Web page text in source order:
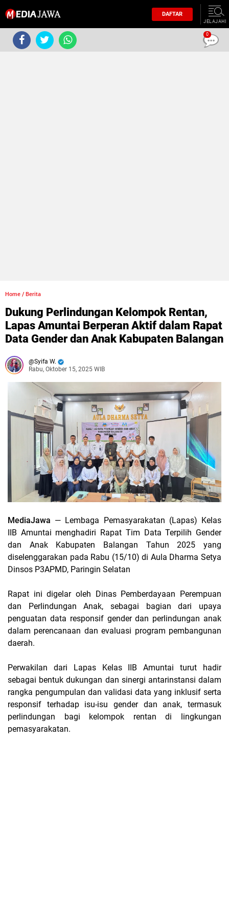
DAFTAR
JELAJAHI
Home / Berita
Dukung Perlindungan Kelompok Rentan,
Lapas Amuntai Berperan Aktif dalam Rapat
Data Gender dan Anak Kabupaten Balangan
Syifa W.
Rabu, Oktober 15, 2025 WIB
MediaJawa — Lembaga Pemasyarakatan (Lapas) Kelas
IIB Amuntai menghadiri Rapat Tim Data Terpilih Gender
dan Anak Kabupaten Balangan Tahun 2025 yang
diselenggarakan pada Rabu (15/10) di Aula Dharma Setya
Dinsos P3APMD, Paringin Selatan
Rapat ini digelar oleh Dinas Pemberdayaan Perempuan
dan Perlindungan Anak, sebagai bagian dari upaya
penguatan data responsif gender dan perlindungan anak
dalam perencanaan dan evaluasi program pembangunan
daerah.
Perwakilan dari Lapas Kelas IIB Amuntai turut hadir
sebagai bentuk dukungan dan sinergi antarinstansi dalam
rangka pengumpulan dan validasi data yang inklusif serta
responsif terhadap isu-isu gender dan anak, termasuk
perlindungan bagi kelompok rentan di lingkungan
pemasyarakatan.
0